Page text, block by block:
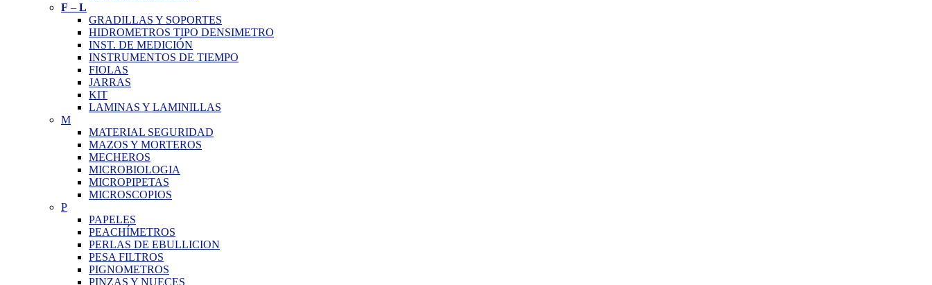
F – L
GRADILLAS Y SOPORTES
HIDROMETROS TIPO DENSIMETRO
INST. DE MEDICIÓN
INSTRUMENTOS DE TIEMPO
FIOLAS
JARRAS
KIT
LAMINAS Y LAMINILLAS
M
MATERIAL SEGURIDAD
MAZOS Y MORTEROS
MECHEROS
MICROBIOLOGIA
MICROPIPETAS
MICROSCOPIOS
P
PAPELES
PEACHÍMETROS
PERLAS DE EBULLICION
PESA FILTROS
PIGNOMETROS
PINZAS Y NUECES